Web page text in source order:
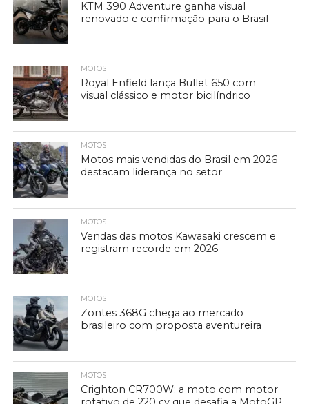
KTM 390 Adventure ganha visual
renovado e confirmação para o Brasil
MOTOS
Royal Enfield lança Bullet 650 com
visual clássico e motor bicilíndrico
MOTOS
Motos mais vendidas do Brasil em 2026
destacam liderança no setor
MOTOS
Vendas das motos Kawasaki crescem e
registram recorde em 2026
MOTOS
Zontes 368G chega ao mercado
brasileiro com proposta aventureira
MOTOS
Crighton CR700W: a moto com motor